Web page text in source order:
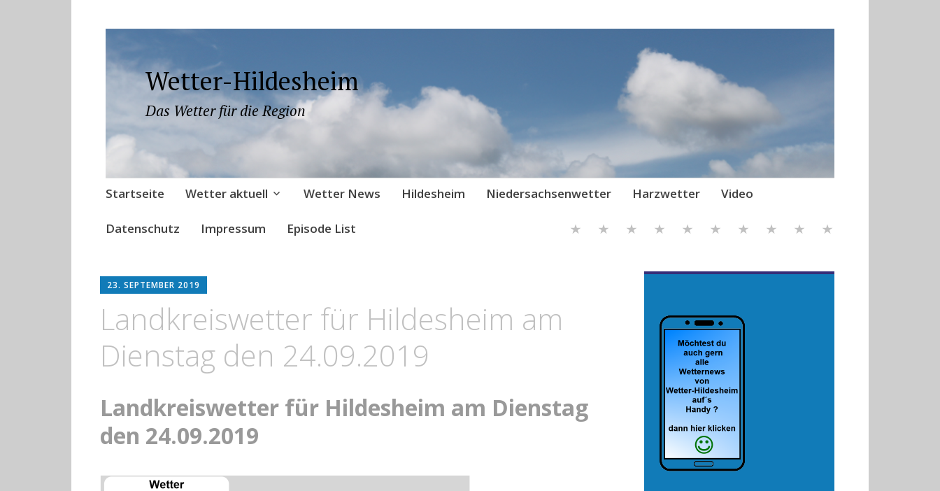
Wetter-Hildesheim
Das Wetter für die Region
Zum
springen
Startseite Wetter aktuell Wetter News Hildesheim Niedersachsenwetter Harzwetter Video
Datenschutz Impressum Episode List
23. SEPTEMBER 2019
Landkreiswetter für Hildesheim am
Dienstag den 24.09.2019
Landkreiswetter für Hildesheim am Dienstag
den 24.09.2019